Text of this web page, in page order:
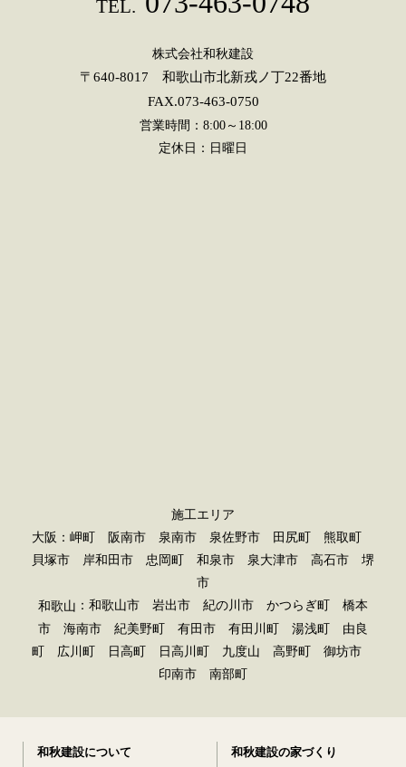
TEL.
株式会社和秋建設
〒640-8017 和歌山市北新戎ノ丁22番地
FAX.073-463-0750
営業時間：8:00～18:00
定休日：日曜日
施工エリア
大阪：岬町 阪南市 泉南市 泉佐野市 田尻町 熊取町
貝塚市 岸和田市 忠岡町 和泉市 泉大津市 高石市 堺
市
和歌山 ：和歌山市 岩出市 紀の川市 かつらぎ町 橋本
市 海南市 紀美野町 有田市 有田川町 湯浅町 由良
町 広川町 日高町 日高川町 九度山 高野町 御坊市
印南市 南部町
和秋建設について
和秋建設の家づくり